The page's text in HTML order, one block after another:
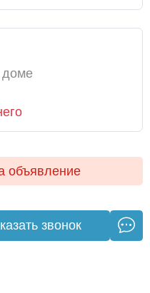
сделки
доме
объявление
звонок